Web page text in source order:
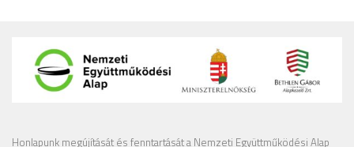
Honlapunk megújítását és fenntartását a Nemzeti Együttműködési Alap